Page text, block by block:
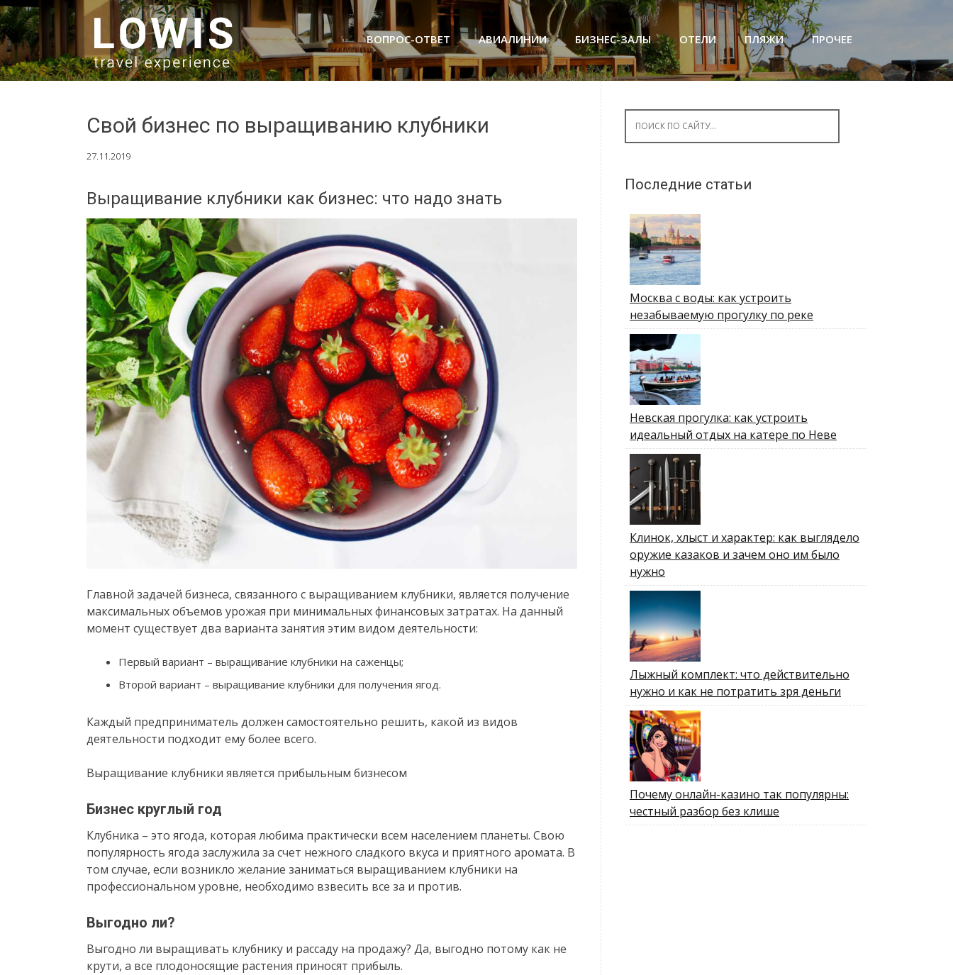
SKIP TO CONTENT ПРОЧЕЕ
ПЛЯЖИ
ОТЕЛИ
БИЗНЕС-ЗАЛЫ
АВИАЛИНИИ
ВОПРОС-ОТВЕТ
Свой бизнес по выращиванию клубники
27.11.2019
Выращивание клубники как бизнес: что надо знать
Главной задачей бизнеса, связанного с выращиванием клубники, является получение
максимальных объемов урожая при минимальных финансовых затратах. На данный
момент существует два варианта занятия этим видом деятельности:
Первый вариант – выращивание клубники на саженцы;
Второй вариант – выращивание клубники для получения ягод.
Каждый предприниматель должен самостоятельно решить, какой из видов
деятельности подходит ему более всего.
Выращивание клубники является прибыльным бизнесом
Бизнес круглый год
Клубника – это ягода, которая любима практически всем населением планеты. Свою
популярность ягода заслужила за счет нежного сладкого вкуса и приятного аромата. В
том случае, если возникло желание заниматься выращиванием клубники на
профессиональном уровне, необходимо взвесить все за и против.
Выгодно ли?
Выгодно ли выращивать клубнику и рассаду на продажу? Да, выгодно потому как не
крути, а все плодоносящие растения приносят прибыль.
Последние статьи
Москва с воды: как устроить
незабываемую прогулку по реке
Невская прогулка: как устроить
идеальный отдых на катере по Неве
Клинок, хлыст и характер: как выглядело
оружие казаков и зачем оно им было
нужно
Лыжный комплект: что действительно
нужно и как не потратить зря деньги
Почему онлайн-казино так популярны:
честный разбор без клише